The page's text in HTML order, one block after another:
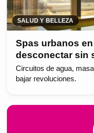
SALUD Y BELLEZA
Spas urbanos
desconectar sin
Circuitos de agua,
bajar revoluciones.